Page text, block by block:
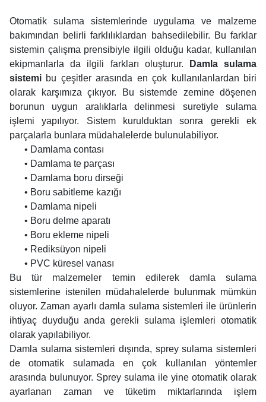
Otomatik sulama sistemlerinde uygulama ve malzeme
bakımından belirli farklılıklardan bahsedilebilir. Bu farklar
sistemin çalışma prensibiyle ilgili olduğu kadar, kullanılan
ekipmanlarla da ilgili farkları oluşturur.
Damla sulama
sistemi bu çeşitler arasında en çok kullanılanlardan biri
olarak karşımıza çıkıyor. Bu sistemde zemine döşenen
borunun uygun aralıklarla delinmesi suretiyle sulama
işlemi yapılıyor. Sistem kurulduktan sonra gerekli ek
parçalarla bunlara müdahalelerde bulunulabiliyor.
• Damlama contası
• Damlama te parçası
• Damlama boru dirseği
• Boru sabitleme kazığı
• Damlama nipeli
• Boru delme aparatı
• Boru ekleme nipeli
• Rediksüyon nipeli
• PVC küresel vanası
Bu tür malzemeler temin edilerek damla sulama
sistemlerine istenilen müdahalelerde bulunmak mümkün
oluyor. Zaman ayarlı damla sulama sistemleri ile ürünlerin
ihtiyaç duyduğu anda gerekli sulama işlemleri otomatik
olarak yapılabiliyor.
Damla sulama sistemleri dışında, sprey sulama sistemleri
de otomatik sulamada en çok kullanılan yöntemler
arasında bulunuyor. Sprey sulama ile yine otomatik olarak
ayarlanan zaman ve tüketim miktarlarında işlem